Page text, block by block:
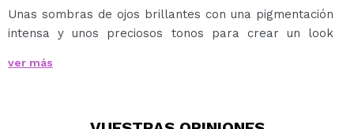
Unas sombras de ojos brillantes con una pigmentación
intensa y unos preciosos tonos para crear un look
Su fórmula se funde suavemente en la piel.
ver más